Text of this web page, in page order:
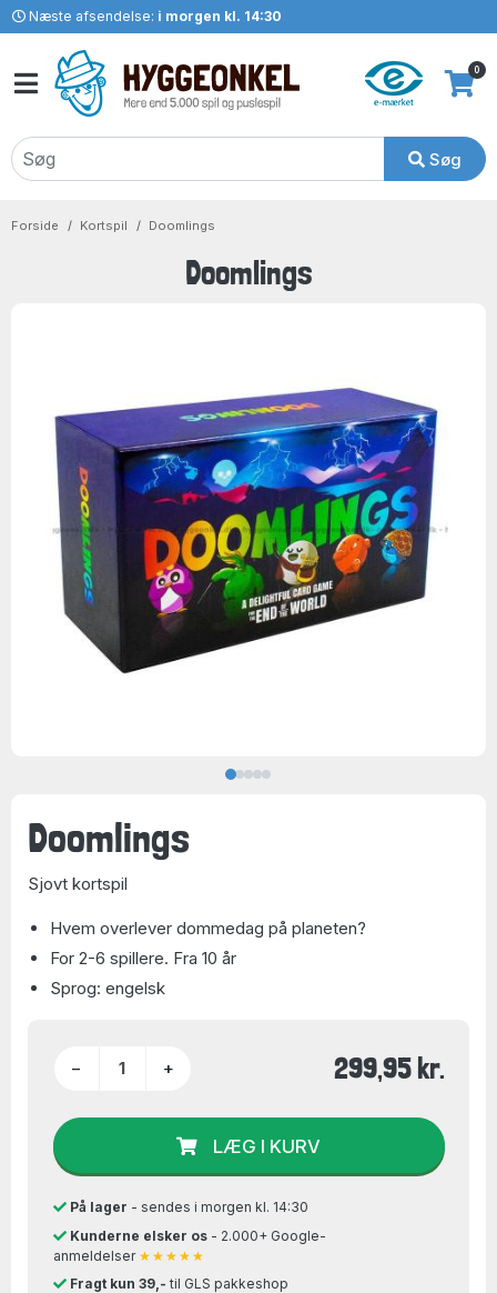
Næste afsendelse: i morgen kl. 14:30
Søg
0
Forside Kortspil Doomlings
Doomlings
Doomlings
Sjovt kortspil
Hvem overlever dommedag på planeten?
For 2-6 spillere. Fra 10 år
Sprog: engelsk
− + 299,95 kr.
LÆG I KURV
På lager - sendes i morgen kl. 14:30
Kunderne elsker os- 2.000+ Google-
anmeldelser ★★★★★
Fragt kun 39,- til GLS pakkeshop